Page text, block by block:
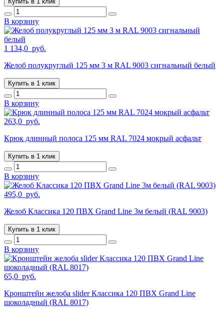
В корзину
1 134,0 руб.
Желоб полукруглый 125 мм 3 м RAL 9003 сигнальный белый
Купить в 1 клик
В корзину
263,0 руб.
Крюк длинный полоса 125 мм RAL 7024 мокрый асфальт
Купить в 1 клик
В корзину
495,0 руб.
Желоб Классика 120 ПВХ Grand Line 3м белый (RAL 9003)
Купить в 1 клик
В корзину
65,0 руб.
Кронштейн желоба slider Классика 120 ПВХ Grand Line
шоколадный (RAL 8017)